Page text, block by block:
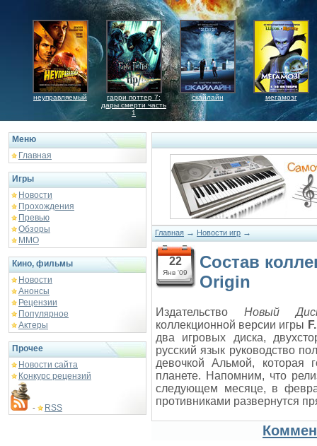
неуправляемый
гарри поттер 7:
дары смерти часть
1
скайлайн мегамозг
Меню
Главная
Игры
Новости
Прохождения
Превью
Обзоры
ММО
Кино, фильмы
Новости
Анонсы
Рецензии
Популярное
Актеры
Прочее
Новости сайта
Конкурс рецензий
- RSS
Главная → Новости игр →
22
Янв '09
Состав
Origin
Издательство Новый
коллекционной версии игры
два игровых диска,
русский язык руководство
девочкой Альмой,
планете. Напомним, что
следующем месяце, в
противниками развернутся